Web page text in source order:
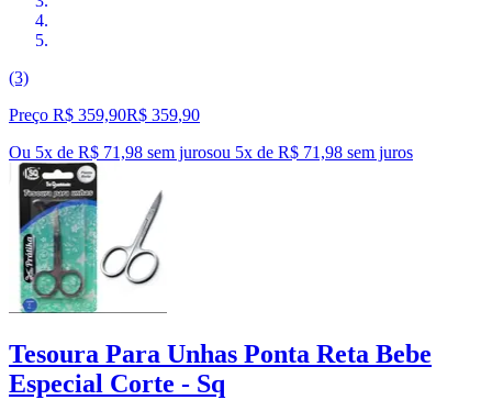
(3)
Preço R$ 359,90R$ 359,90
Ou 5x de R$ 71,98 sem jurosou 5x de R$ 71,98 sem juros
Tesoura Para Unhas Ponta Reta Bebe
Especial Corte - Sq